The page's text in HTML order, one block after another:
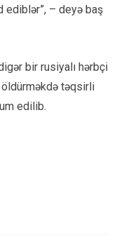
ediblər”, – deyə baş
bir rusiyalı hərbçi
təqsirli
edilib.